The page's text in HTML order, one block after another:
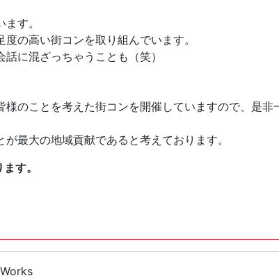
す。
の高い街コンを取り組んでいます。
に混ざっちゃうことも（笑）
のことを考えた街コンを開催していますので、是非
最大の地域貢献であると考えております。
す。